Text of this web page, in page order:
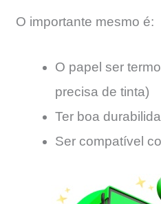
O importante mesmo é:
O papel ser
precisa de tinta)
Ter boa
Ser compatível